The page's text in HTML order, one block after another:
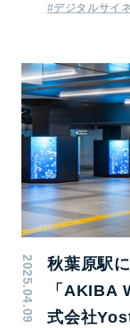
#デジタルサイ
2025.04.09
秋葉原駅
「AKIBA
式会社